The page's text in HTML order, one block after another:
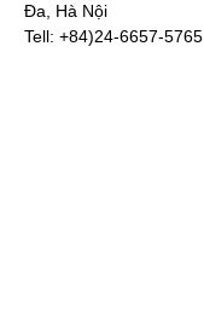
Đa, Hà Nội
Tell: +84)24-6657-5765